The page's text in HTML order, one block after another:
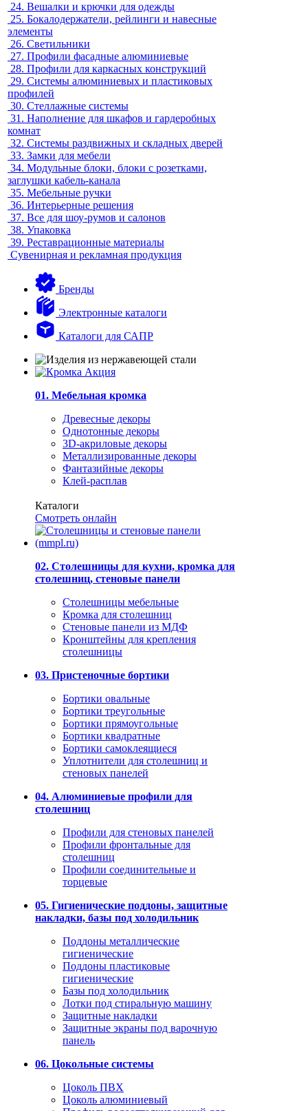
24. Вешалки и крючки для одежды
25. Бокалодержатели, рейлинги и навесные
элементы
26. Светильники
27. Профили фасадные алюминиевые
28. Профили для каркасных конструкций
29. Системы алюминиевых и пластиковых
профилей
30. Стеллажные системы
31. Наполнение для шкафов и гардеробных
комнат
32. Системы раздвижных и складных дверей
33. Замки для мебели
34. Модульные блоки, блоки с розетками,
заглушки кабель-канала
35. Мебельные ручки
36. Интерьерные решения
37. Все для шоу-румов и салонов
38. Упаковка
39. Реставрационные материалы
Сувенирная и рекламная продукция
Бренды
Электронные каталоги
Каталоги для САПР
01. Мебельная кромка
Древесные декоры
Однотонные декоры
3D-акриловые декоры
Металлизированные декоры
Фантазийные декоры
Клей-расплав
Каталоги
Смотреть онлайн
02. Столешницы для кухни, кромка для
столешниц, стеновые панели
Столешницы мебельные
Кромка для столешниц
Стеновые панели из МДФ
Кронштейны для крепления
столешницы
03. Пристеночные бортики
Бортики овальные
Бортики треугольные
Бортики прямоугольные
Бортики квадратные
Бортики самоклеящиеся
Уплотнители для столешниц и
стеновых панелей
04. Алюминиевые профили для
столешниц
Профили для стеновых панелей
Профили фронтальные для
столешниц
Профили соединительные и
торцевые
05. Гигиенические поддоны, защитные
накладки, базы под холодильник
Поддоны металлические
гигиенические
Поддоны пластиковые
гигиенические
Базы под холодильник
Лотки под стиральную машину
Защитные накладки
Защитные экраны под варочную
панель
06. Цокольные системы
Цоколь ПВХ
Цоколь алюминиевый